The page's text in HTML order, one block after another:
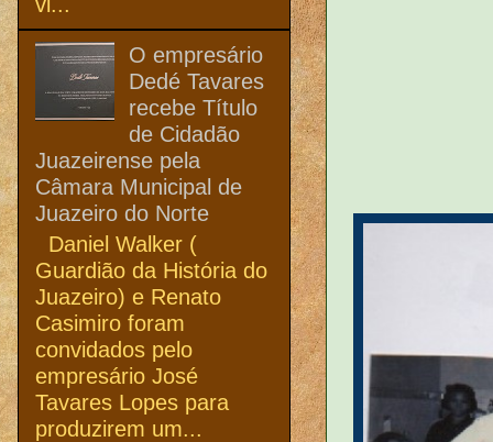
O empresário
Dedé Tavares
recebe Título
de Cidadão
Juazeirense pela
Câmara Municipal de
Juazeiro do Norte
Daniel Walker (
Guardião da História do
Juazeiro) e Renato
Casimiro foram
convidados pelo
empresário José
Tavares Lopes para
produzirem um...